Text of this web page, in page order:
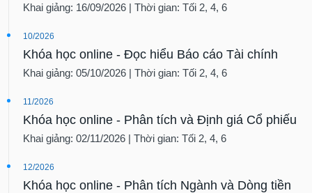
Khai giảng: 16/09/2026 | Thời gian: Tối 2, 4, 6
10/2026
Khóa học online - Đọc hiểu Báo cáo Tài chính
Khai giảng: 05/10/2026 | Thời gian: Tối 2, 4, 6
11/2026
Khóa học online - Phân tích và Định giá Cổ phiếu
Khai giảng: 02/11/2026 | Thời gian: Tối 2, 4, 6
12/2026
Khóa học online - Phân tích Ngành và Dòng tiền